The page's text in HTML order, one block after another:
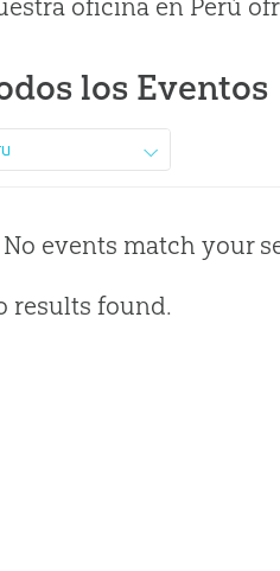
oficina en Perú
los Eventos
No events match your
results found.